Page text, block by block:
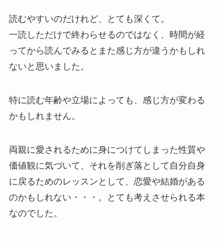
読むやすいのだけれど、とても深くて。
一読しただけで終わらせるのではなく、時間が経
ってから読んでみるとまた感じ方が違うかもしれ
ないと思いました。
特に読む年齢や立場によっても、感じ方が変わる
かもしれません。
両親に愛されるために身につけてしまった性質や
価値観に気づいて、それを削ぎ落として自分自身
に戻るためのレッスンとして、恋愛や結婚がある
のかもしれない・・・。とても考えさせられる本
なのでした。